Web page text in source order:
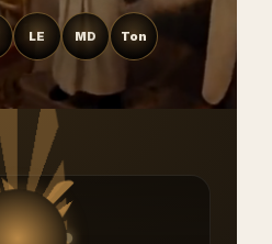
LE MD Ton
Game
Escape-Game als